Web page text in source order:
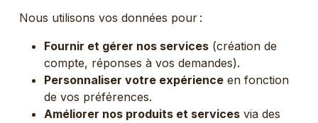
Nous utilisons vos données pour :
Fournir et gérer nos services (création de
compte, réponses à vos demandes).
Personnaliser votre expérience en fonction
de vos préférences.
Améliorer nos produits et services via des